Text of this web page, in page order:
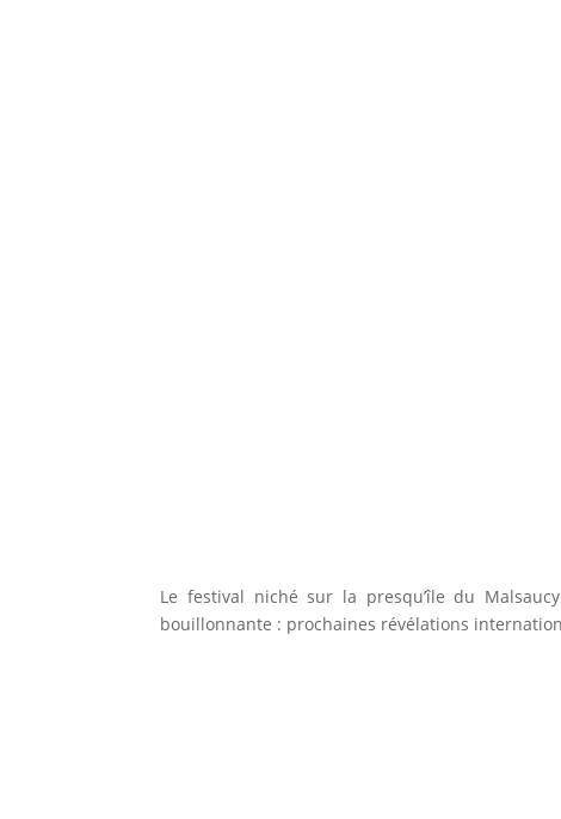
Le festival niché sur la presqu’île du
bouillonnante : prochaines révélations